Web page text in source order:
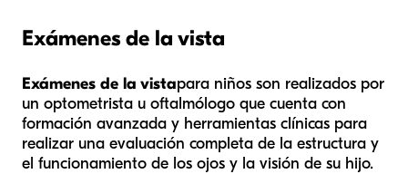
Exámenes de la vista
Exámenes de la vistapara niños son realizados por
un optometrista u oftalmólogo que cuenta con
formación avanzada y herramientas clínicas para
realizar una evaluación completa de la estructura y
el funcionamiento de los ojos y la visión de su hijo.